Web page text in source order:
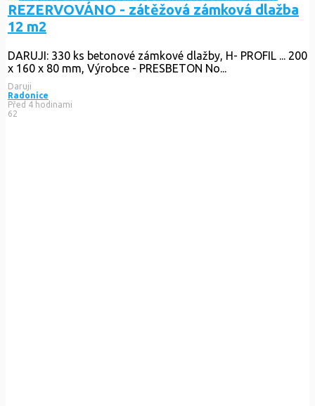
REZERVOVÁNO - zátěžová zámková dlažba
12 m2
DARUJI: 330 ks betonové zámkové dlažby, H- PROFIL ... 200
x 160 x 80 mm, Výrobce - PRESBETON No...
Daruji
Radonice
Před 4 hodinami
62